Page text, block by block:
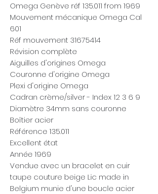
Omega Genève réf 135.011 from 1969
Mouvement mécanique Omega Cal
601
Réf mouvement 31675414
Révision complète
Aiguilles d'origines Omega
Couronne d'origine Omega
Plexi d'origine Omega
Cadran crème/silver - Index 12 3 6 9
Diamètre 34mm sans couronne
Boîtier acier
Référence 135.011
Excellent état
Année 1969
Vendue avec un bracelet en cuir
taupe couture beige Lic made in
Belgium munie d'une boucle acier